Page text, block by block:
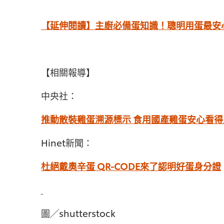
【延伸閱讀】主廚必備蛋知識！聰明用蛋最安
【相關報導】
中央社：
推動散裝雞蛋溯源標示 食用國產雞蛋安心看
Hinet新聞：
杜絕戴奧辛蛋 QR-CODE來了認明好蛋身分證
圖╱shutterstock